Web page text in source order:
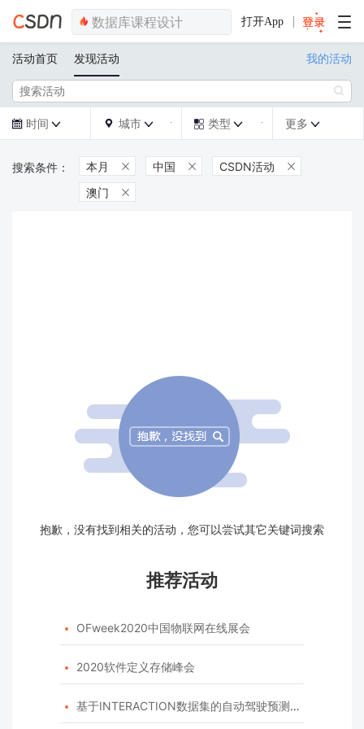
打开App
活动首页 发现活动 我的活动

 时间   城市   类型  更多 
本月  中国  CSDN活动 
澳门 
抱歉，没有找到相关的活动，您可以尝试其它关键词搜索
推荐活动
 OFweek2020中国物联网在线展会
 2020软件定义存储峰会
 基于INTERACTION数据集的自动驾驶预测模型挑战赛